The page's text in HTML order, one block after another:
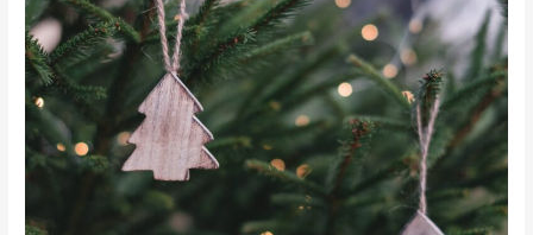
Navidad!